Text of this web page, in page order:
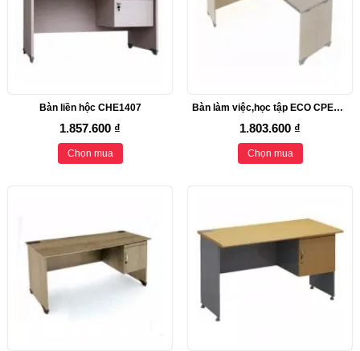
Bàn liền hộc CHE1407
1.857.600 ₫
Chọn mua
Bàn làm việc,học tập ECO CPE1400HL
1.803.600 ₫
Chọn mua